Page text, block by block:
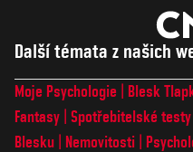
Další témata z našich
Moje Psychologie Blesk
Fantasy Spotřebitelské testy
Blesku
Nemovitosti